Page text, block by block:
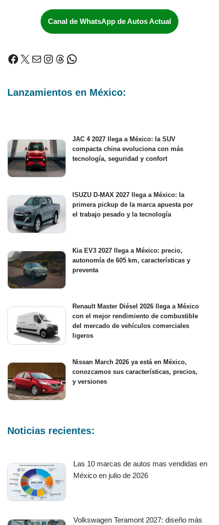
Canal de WhatsApp de Autos Actual
Lanzamientos en México:
JAC 4 2027 llega a México: la SUV
compacta china evoluciona con más
tecnología, seguridad y confort
ISUZU D-MAX 2027 llega a México: la
primera pickup de la marca apuesta por
el trabajo pesado y la tecnología
Kia EV3 2027 llega a México: precio,
autonomía de 605 km, características y
preventa
Renault Master Diésel 2026 llega a México
con el mejor rendimiento de combustible
del mercado de vehículos comerciales
ligeros
Nissan March 2026 ya está en México,
conozcamos sus características, precios,
y versiones
Noticias recientes:
Las 10 marcas de autos mas vendidas en
México en julio de 2026
Volkswagen Teramont 2027: diseño más